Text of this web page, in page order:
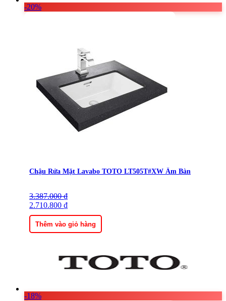
-20%
Chậu Rửa Mặt Lavabo TOTO LT505T#XW Âm Bàn
3.387.000₫
Giá
gốc
là:
3.387.000 ₫.
2.710.800 ₫
Giá
hiện
tại
là:
2.710.800 ₫.
Thêm vào giỏ hàng
-18%